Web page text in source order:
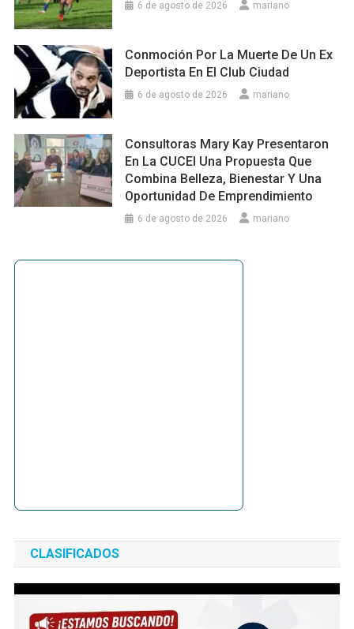
6 de agosto de 2026 mariano
Conmoción Por La Muerte De Un Ex
Deportista En El Club Ciudad
6 de agosto de 2026 mariano
Consultoras Mary Kay Presentaron
En La CUCEI Una Propuesta Que
Combina Belleza, Bienestar Y Una
Oportunidad De Emprendimiento
6 de agosto de 2026 mariano
CLASIFICADOS